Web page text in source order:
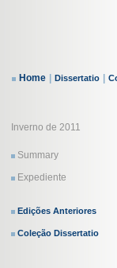
Home Dissertatio
Inverno de 2011
Summary
Expediente
Edições Anteriores
Coleção Dissertatio